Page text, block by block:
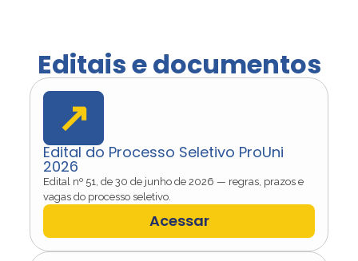
Editais e documentos
↗
Edital do Processo Seletivo ProUni
2026
Edital nº 51, de 30 de junho de 2026 — regras, prazos e
vagas do processo seletivo.
Acessar